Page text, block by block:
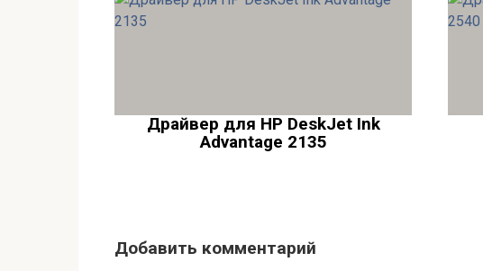
Драйвер для HP DeskJet Ink
Advantage 2135
Добавить комментарий